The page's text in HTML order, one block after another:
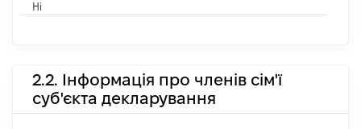
Ні
2.2. Інформація про членів сім'ї
суб'єкта декларування